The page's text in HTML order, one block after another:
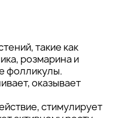
такие как
розмарина и
фолликулы.
оказывает
стимулирует